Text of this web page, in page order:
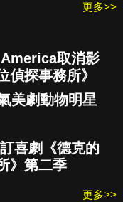
更多>>
取消影
偵探事務所》
美劇動物明星
喜劇《德克的
》第二季
更多>>